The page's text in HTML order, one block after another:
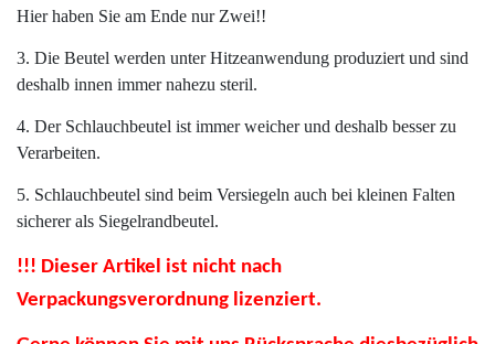
Hier haben Sie am Ende nur Zwei!!
3. Die Beutel werden unter Hitzeanwendung produziert und sind
deshalb innen immer nahezu steril.
4. Der Schlauchbeutel ist immer weicher und deshalb besser zu
Verarbeiten.
5. Schlauchbeutel sind beim Versiegeln auch bei kleinen Falten
sicherer als Siegelrandbeutel.
!!! Dieser Artikel ist nicht nach
Verpackungsverordnung lizenziert.